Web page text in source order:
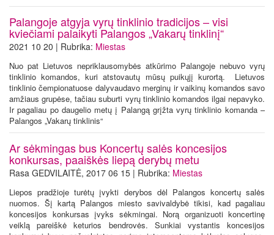
Palangoje atgyja vyrų tinklinio tradicijos – visi
kviečiami palaikyti Palangos „Vakarų tinklinį“
2021 10 20 | Rubrika: Miestas
Nuo pat Lietuvos nepriklausomybės atkūrimo Palangoje nebuvo vyrų
tinklinio komandos, kuri atstovautų mūsų puikųjį kurortą. Lietuvos
tinklinio čempionatuose dalyvaudavo merginų ir vaikinų komandos savo
amžiaus grupėse, tačiau suburti vyrų tinklinio komandos ilgai nepavyko.
Ir pagaliau po daugelio metų į Palangą grįžta vyrų tinklinio komanda –
Palangos „Vakarų tinklinis“
Ar sėkmingas bus Koncertų salės koncesijos
konkursas, paaiškės liepą derybų metu
Rasa GEDVILAITĖ, 2017 06 15 | Rubrika: Miestas
Liepos pradžioje turėtų įvykti derybos dėl Palangos koncertų salės
nuomos. Šį kartą Palangos miesto savivaldybė tikisi, kad pagaliau
koncesijos konkursas įvyks sėkmingai. Norą organizuoti koncertinę
veiklą pareiškė keturios bendrovės. Sunkiai vystantis koncesijos